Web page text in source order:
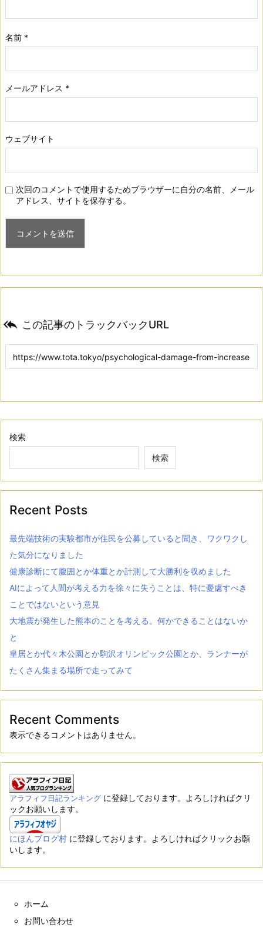
名前 *
メールアドレス *
ウェブサイト
次回のコメントで使用するためブラウザーに自分の名前、メール
アドレス、サイトを保存する。
 この記事のトラックバックURL
検索
検索
Recent Posts
最先端技術の実験都市が住民を公募していると聞き、ワクワクし
た気分になりました
健康診断にて腹囲とか体重とか計測して大勝利を収めました
AIによって人間が考える力を徐々に失うことは、特に憂慮すべき
ことではないという意見
大地震が発生した熊本のことを考える。何かできることはないか
と
皇居とか代々木公園とか駒沢オリンピック公園とか、ランナーが
たくさん集まる場所で走ってみて
Recent Comments
表示できるコメントはありません。
アラフィフ日記ランキング に登録しております。よろしければクリ
ックお願いします。
にほんブログ村 に登録しております。よろしければクリックお願
いします。
ホーム
お問い合わせ